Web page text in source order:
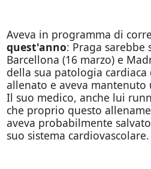
Aveva in programma di
quest'anno: Praga sarebbe
Barcellona (16 marzo) e
della sua patologia cardiaca
allenato e aveva
Il suo medico, anche lui
che proprio questo
aveva probabilmente
suo sistema cardiovascolare.